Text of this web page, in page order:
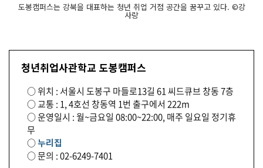
도봉캠퍼스는 강북을 대표하는 청년 취업 거점 공간을 꿈꾸고 있다. ©강
사랑
청년취업사관학교 도봉캠퍼스
○ 위치 : 서울시 도봉구 마들로13길 61 씨드큐브 창동 7층
○ 교통 : 1, 4호선 창동역 1번 출구에서 222m
○ 운영일시 : 월~금요일 08:00~22:00, 매주 일요일 정기휴
무
○누리집
○ 문의 : 02-6249-7401